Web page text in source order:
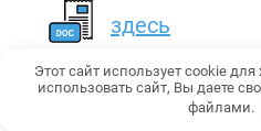
здесь
).
Ксерокопия
Этот сайт использует cookie
использовать сайт, Вы даете
файлами.